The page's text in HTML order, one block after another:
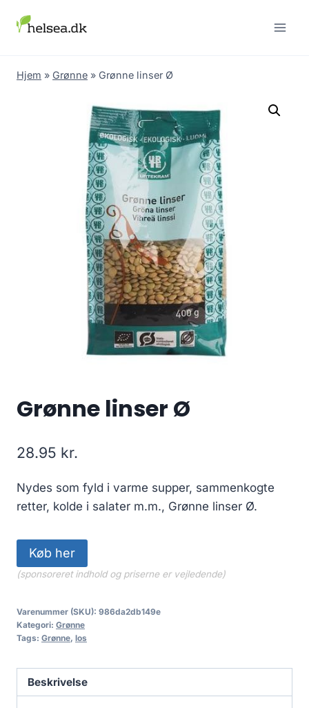
Hjem » Grønne » Grønne linser Ø
Grønne linser Ø
28.95 kr.
Nydes som fyld i varme supper, sammenkogte
retter, kolde i salater m.m., Grønne linser Ø.
Køb her
(sponsoreret indhold og priserne er vejledende)
Varenummer (SKU): 986da2db149e
Kategori: Grønne
Tags: Grønne, los
Beskrivelse